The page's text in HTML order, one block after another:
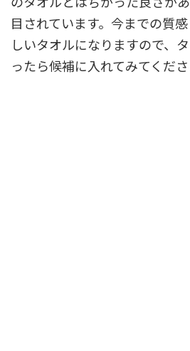
目されています。今までの質
しいタオルになりますので、
ったら候補に入れてみてくださ